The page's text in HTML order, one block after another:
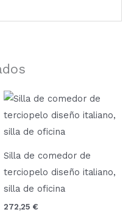
Silla de comedor de
terciopelo diseño italiano,
silla de oficina
272,25 €